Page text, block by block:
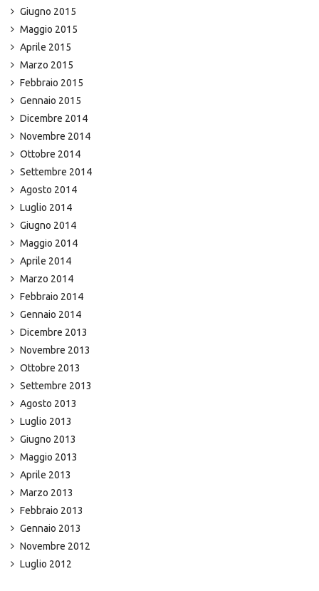
Giugno 2015
Maggio 2015
Aprile 2015
Marzo 2015
Febbraio 2015
Gennaio 2015
Dicembre 2014
Novembre 2014
Ottobre 2014
Settembre 2014
Agosto 2014
Luglio 2014
Giugno 2014
Maggio 2014
Aprile 2014
Marzo 2014
Febbraio 2014
Gennaio 2014
Dicembre 2013
Novembre 2013
Ottobre 2013
Settembre 2013
Agosto 2013
Luglio 2013
Giugno 2013
Maggio 2013
Aprile 2013
Marzo 2013
Febbraio 2013
Gennaio 2013
Novembre 2012
Luglio 2012